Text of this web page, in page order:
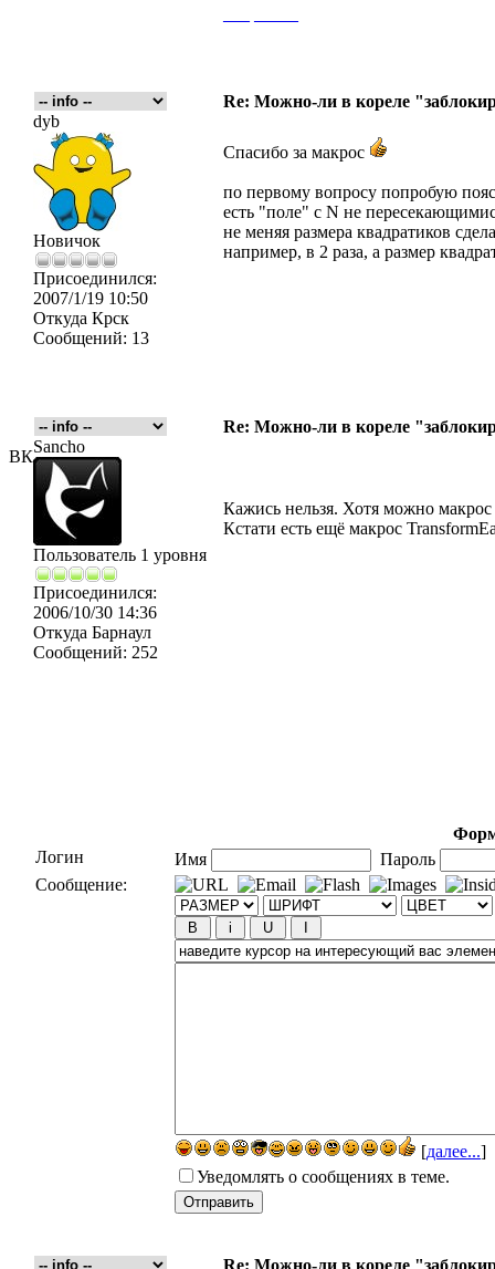
ВК
Re: Можно-ли в кореле
dyb
Новичок
Присоединился:
2007/1/19 10:50
Откуда Крск
Сообщений: 13
Спасибо за макрос
по первому вопросу попробую
есть "поле" с N не
не меняя размера квадратиков
например, в 2 раза, а размер
Re: Можно-ли в кореле
Sancho
Пользователь 1 уровня
Присоединился:
2006/10/30 14:36
Откуда Барнаул
Сообщений: 252
Кажись нельзя. Хотя можно макрос
Кстати есть ещё макрос
Re: Можно-ли в кореле
Логин
Имя
Пароль
Сообщение:
[далее...]
Уведомлять о сообщениях в теме.